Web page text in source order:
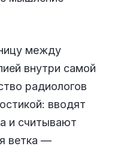
между
внутри самой
радиологов
вводят
и считывают
ветка —